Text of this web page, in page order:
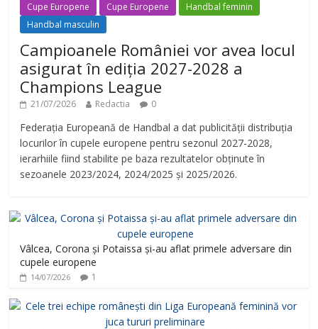
Cupe Europene Cupe Europene
Handbal feminin
Handbal masculin
Campioanele României vor avea locul
asigurat în ediția 2027-2028 a
Champions League
21/07/2026 Redactia 0
Federația Europeană de Handbal a dat publicității distribuția
locurilor în cupele europene pentru sezonul 2027-2028,
ierarhiile fiind stabilite pe baza rezultatelor obținute în
sezoanele 2023/2024, 2024/2025 și 2025/2026.
Vâlcea, Corona și Potaissa și-au aflat primele adversare din
cupele europene
14/07/2026 1